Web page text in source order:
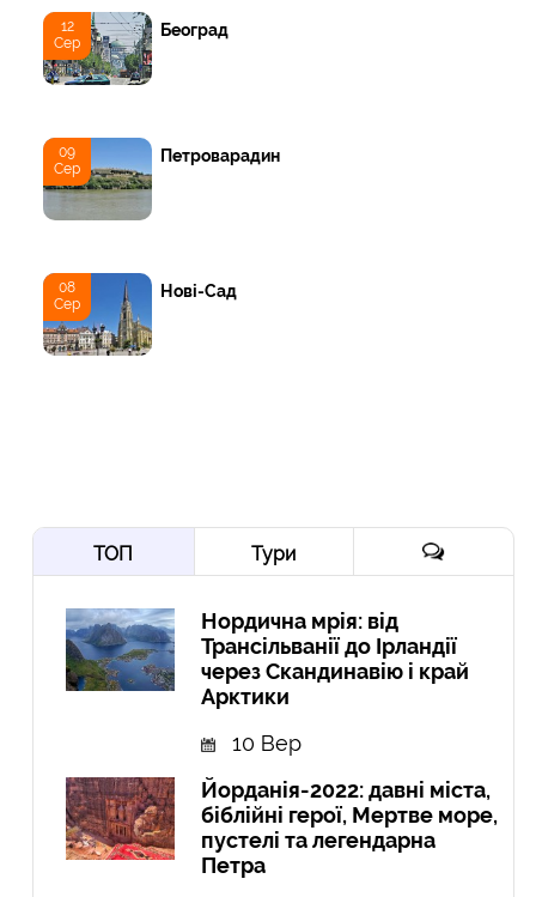
12
Сер
Београд
09
Сер
Петроварадин
08
Сер
Нові-Сад
ТОП Тури
Нордична мрія: від
Трансільванії до Ірландії
через Скандинавію і край
Арктики
10 Вер
Йорданія-2022: давні міста,
біблійні герої, Мертве море,
пустелі та легендарна
Петра